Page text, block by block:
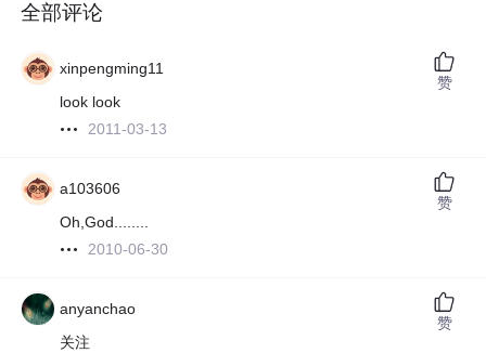
全部评论
xinpengming11
look look
2011-03-13
赞
a103606
Oh,God........
2010-06-30
赞
anyanchao
关注
赞